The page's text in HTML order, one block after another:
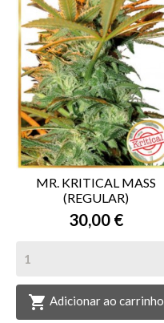
MR. KRITICAL MASS
(REGULAR)
30,00 €
 Adicionar ao carrinho